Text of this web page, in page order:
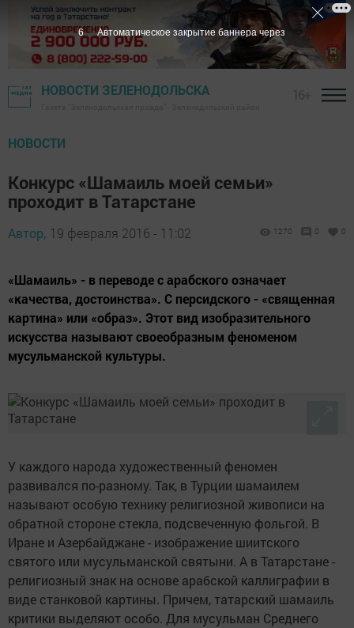
НОВОСТИ ЗЕЛЕНОДОЛЬСКА
НОВОСТИ
Конкурс «Шамаиль моей семьи»
проходит в Татарстане
Автор, 19 февраля 2016 - 11:02 1270 0 0
«Шамаиль» - в переводе с арабского означает
«качества, достоинства». С персидского - «священная
картина» или «образ». Этот вид изобразительного
искусства называют своеобразным феноменом
мусульманской культуры.
У каждого народа художественный феномен
развивался по-разному. Так, в Турции шамаилем
называют особую технику религиозной живописи на
обратной стороне стекла, подсвеченную фольгой. В
Иране и Азербайджане - изображение шиитского
святого или мусульманской святыни. А в Татарстане -
религиозный знак на основе арабской каллиграфии в
виде станковой картины. Причем, татарский шамаиль
критики выделяют особо. Для мусульман Среднего
5 Автоматическое закрытие баннера через